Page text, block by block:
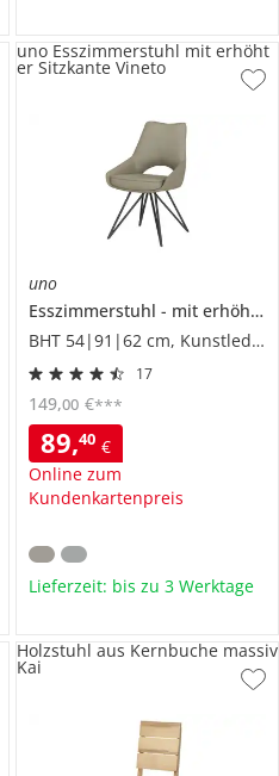
uno
Esszimmerstuhl
mit erhöhter Sitzkante
BHT 54|91|62 cm, Kunstleder
17
89,40 €
Online zum
Kundenkartenpreis
149,00 €***
uno Esszimmerstuhl mit erhöht
er Sitzkante Vineto
Lieferzeit: bis zu 3 Werktage
Holzstuhl aus Kernbuche massiv
Kai